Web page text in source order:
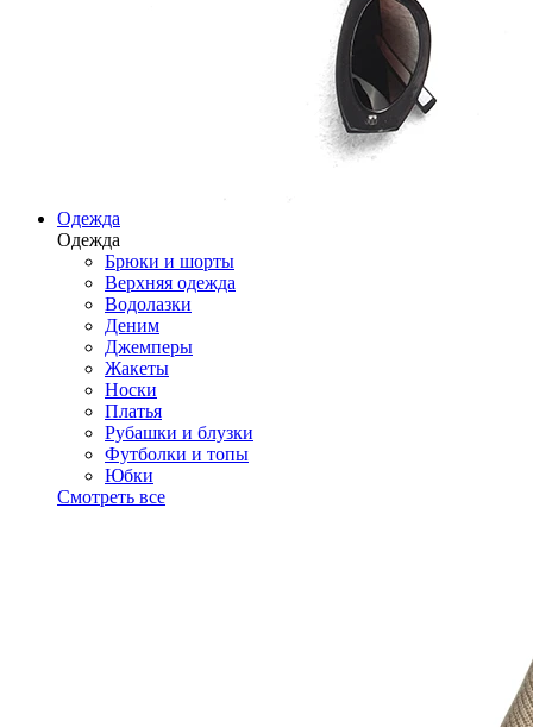
Одежда
Одежда
Брюки и шорты
Верхняя одежда
Водолазки
Деним
Джемперы
Жакеты
Носки
Платья
Рубашки и блузки
Футболки и топы
Юбки
Смотреть все